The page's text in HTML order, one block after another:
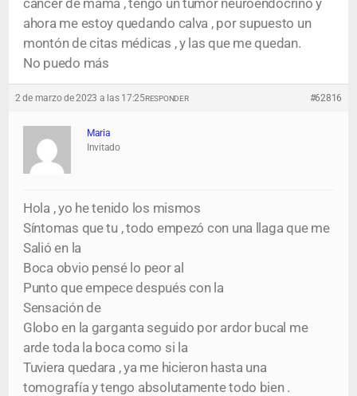
cáncer de mama , tengo un tumor neuroendocrino y
ahora me estoy quedando calva , por supuesto un
montón de citas médicas , y las que me quedan.
No puedo más
2 de marzo de 2023 a las 17:25 #62816
RESPONDER
Maria
Invitado
Hola , yo he tenido los mismos
Síntomas que tu , todo empezó con una llaga que me
Salió en la
Boca obvio pensé lo peor al
Punto que empece después con la
Sensación de
Globo en la garganta seguido por ardor bucal me
arde toda la boca como si la
Tuviera quedara , ya me hicieron hasta una
tomografía y tengo absolutamente todo bien .